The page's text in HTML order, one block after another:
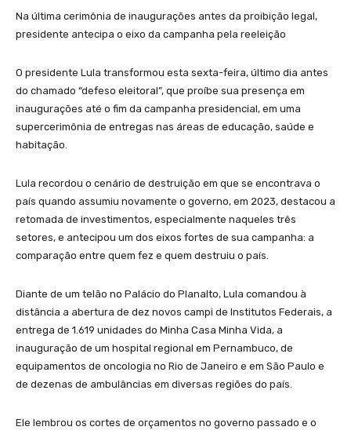
Na última cerimônia de inaugurações antes da proibição legal,
presidente antecipa o eixo da campanha pela reeleição
O presidente Lula transformou esta sexta-feira, último dia antes
do chamado “defeso eleitoral”, que proíbe sua presença em
inaugurações até o fim da campanha presidencial, em uma
supercerimônia de entregas nas áreas de educação, saúde e
habitação.
Lula recordou o cenário de destruição em que se encontrava o
país quando assumiu novamente o governo, em 2023, destacou a
retomada de investimentos, especialmente naqueles três
setores, e antecipou um dos eixos fortes de sua campanha: a
comparação entre quem fez e quem destruiu o país.
Diante de um telão no Palácio do Planalto, Lula comandou à
distância a abertura de dez novos campi de Institutos Federais, a
entrega de 1.619 unidades do Minha Casa Minha Vida, a
inauguração de um hospital regional em Pernambuco, de
equipamentos de oncologia no Rio de Janeiro e em São Paulo e
de dezenas de ambulâncias em diversas regiões do país.
Ele lembrou os cortes de orçamentos no governo passado e o